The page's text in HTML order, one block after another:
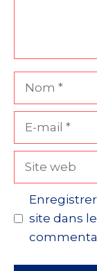
Nom
Site
site dans